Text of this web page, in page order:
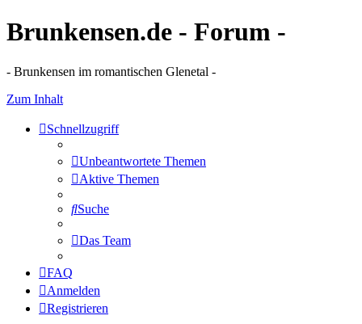
Brunkensen.de - Forum -
- Brunkensen im romantischen Glenetal -
Zum Inhalt
Schnellzugriff
Unbeantwortete Themen
Aktive Themen
Suche
Das Team
FAQ
Anmelden
Registrieren